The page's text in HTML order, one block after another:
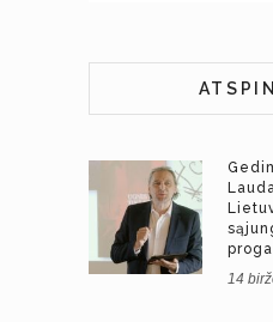
proga
14